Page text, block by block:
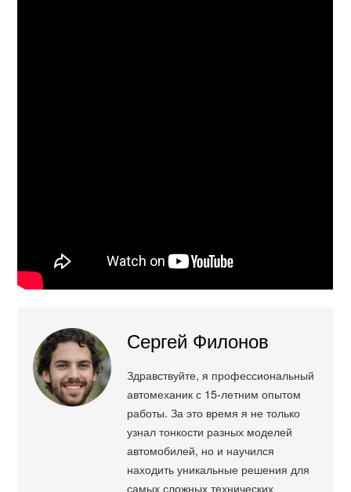
Сергей Филонов
Здравствуйте, я профессиональный
автомеханик с 15-летним опытом
работы. За это время я не только
узнал тонкости разных моделей
автомобилей, но и научился
находить уникальные решения для
самых сложных технических